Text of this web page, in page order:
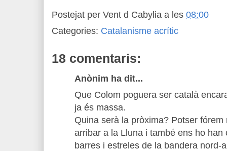
Postejat per Vent d Cabylia a les 08:00
Categories: Catalanisme acrític
18 comentaris:
Anònim ha dit...
Que Colom poguera ser català
ja és massa.
Quina serà la pròxima? Potser
arribar a la Lluna i també ens ho han
barres i estreles de la bandera nord-